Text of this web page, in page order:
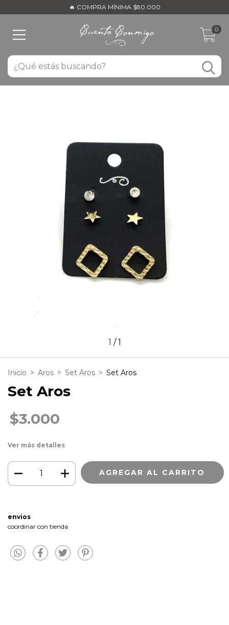
🔥 COMPRA MÍNIMA $80.000
0
1 /1
Inicio > Aros > Set Aros > Set Aros
Set Aros
$3.000
Ver más detalles
envios
coordinar con tienda